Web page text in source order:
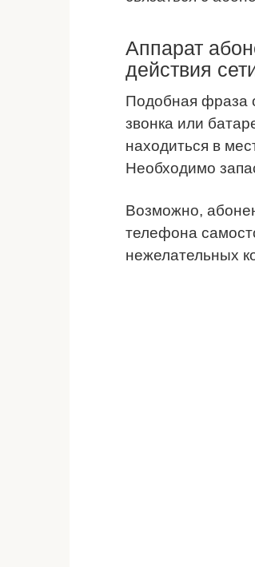
Аппарат
действия
Подобная фраза
звонка или
находиться в
Необходимо
Возможно,
телефона
нежелательных